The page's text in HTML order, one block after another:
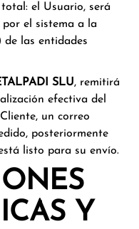
el Usuario, será
el sistema a la
las entidades
SLU, remitirá
efectiva del
un correo
posteriormente
listo para su envío.
Y